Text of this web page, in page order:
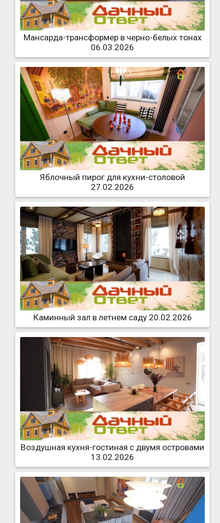
Мансарда-трансформер в черно-белых тонах
06.03.2026
Яблочный пирог для кухни-столовой
27.02.2026
Каминный зал в летнем саду 20.02.2026
Воздушная кухня-гостиная с двумя островами
13.02.2026